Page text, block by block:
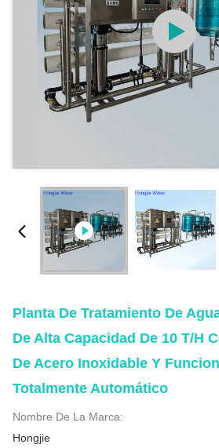
Planta De Tratamiento De
De Alta Capacidad De 10 T/H
De Acero Inoxidable Y
Totalmente Automático
Nombre De La Marca:
Hongjie